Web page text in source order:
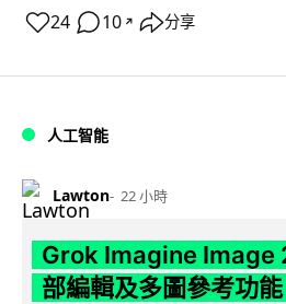
24 10 ↗ 分享
人工智能
Lawton 22 小時
Grok Imagine Image
部編輯及多圖參考功能